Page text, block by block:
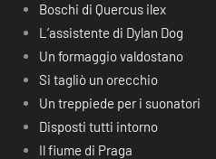
Boschi di Quercus ilex
L’assistente di Dylan Dog
Un formaggio valdostano
Si tagliò un orecchio
Un treppiede per i suonatori
Disposti tutti intorno
Il fiume di Praga